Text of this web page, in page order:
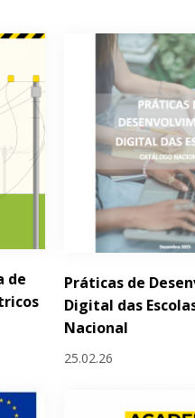
de
Práticas de
Digital das
Nacional
25.02.26